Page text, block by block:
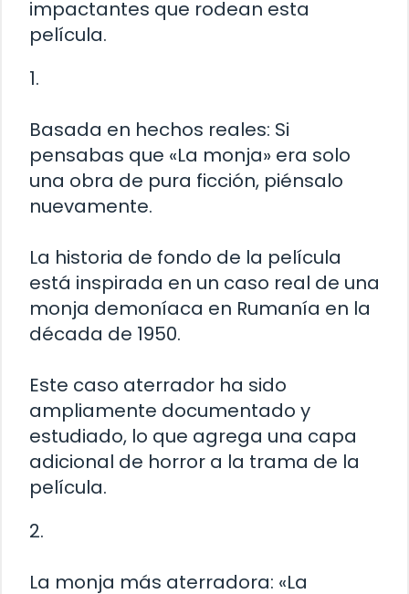
impactantes que rodean esta
película.
1.
Basada en hechos reales: Si
pensabas que «La monja» era solo
una obra de pura ficción, piénsalo
nuevamente.
La historia de fondo de la película
está inspirada en un caso real de una
monja demoníaca en Rumanía en la
década de 1950.
Este caso aterrador ha sido
ampliamente documentado y
estudiado, lo que agrega una capa
adicional de horror a la trama de la
película.
2.
La monja más aterradora: «La